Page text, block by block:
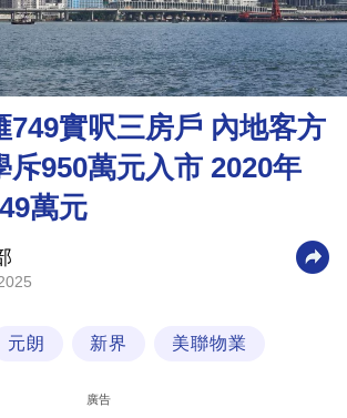
749實呎三房戶 內地客方
斥950萬元入市 2020年
萬元
元朗 新界 美聯物業
廣告